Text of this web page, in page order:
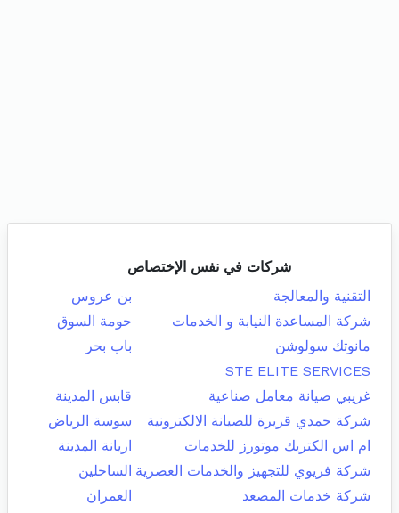
شركات في نفس الإختصاص
التقنية والمعالجة
بن عروس
شركة المساعدة النيابة و الخدمات
حومة السوق
مانوتك سولوشن
باب بحر
STE ELITE SERVICES
غريبي صيانة معامل صناعية
قابس المدينة
شركة حمدي قريرة للصيانة الالكترونية
سوسة الرياض
ام اس الكتريك موتورز للخدمات
اريانة المدينة
شركة فريوي للتجهيز والخدمات العصرية الساحلين
شركة خدمات المصعد
العمران